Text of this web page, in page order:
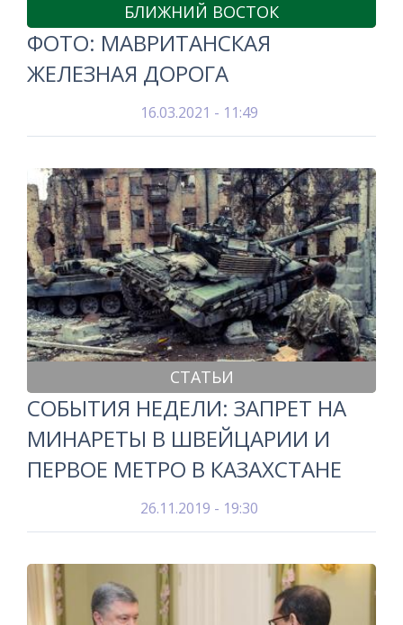
БЛИЖНИЙ ВОСТОК
ФОТО: МАВРИТАНСКАЯ
ЖЕЛЕЗНАЯ ДОРОГА
16.03.2021 - 11:49
СТАТЬИ
СОБЫТИЯ НЕДЕЛИ: ЗАПРЕТ НА
МИНАРЕТЫ В ШВЕЙЦАРИИ И
ПЕРВОЕ МЕТРО В КАЗАХСТАНЕ
26.11.2019 - 19:30